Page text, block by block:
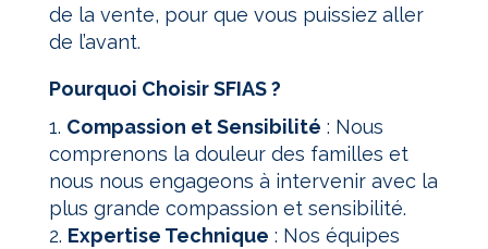
de la vente, pour que vous puissiez aller
de l’avant.
Pourquoi Choisir SFIAS ?
1. Compassion et Sensibilité : Nous
comprenons la douleur des familles et
nous nous engageons à intervenir avec la
plus grande compassion et sensibilité.
2. Expertise Technique : Nos équipes